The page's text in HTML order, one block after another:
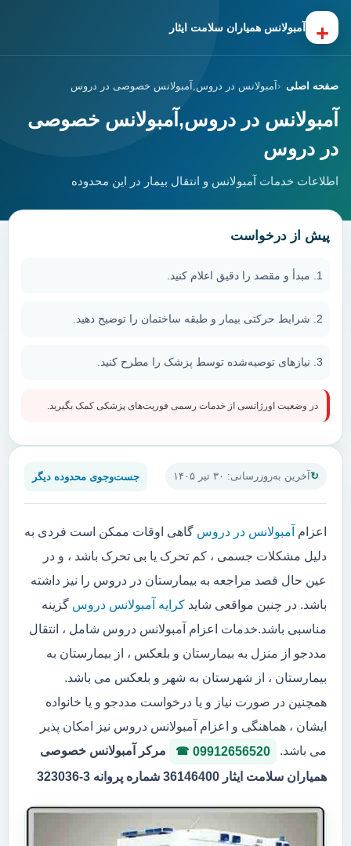
+ آمبولانس همیاران سلامت ایثار
صفحه اصلی آمبولانس در دروس,آمبولانس خصوصی در دروس
آمبولانس در دروس,آمبولانس خصوصی
در دروس
اطلاعات خدمات آمبولانس و انتقال بیمار در این محدوده
آخرین به‌روزرسانی: ۳۰ تیر ۱۴۰۵ جست‌وجوی محدوده دیگر
اعزام آمبولانس در دروس گاهی اوقات ممکن است فردی به
دلیل مشکلات جسمی ، کم تحرک یا بی تحرک باشد ، و در
عین حال قصد مراجعه به بیمارستان در دروس را نیز داشته
باشد. در چنین مواقعی شاید کرایه آمبولانس دروس گزینه
مناسبی باشد.خدمات اعزام آمبولانس دروس شامل ، انتقال
مددجو از منزل به بیمارستان و بلعکس ، از بیمارستان به
بیمارستان ، از شهرستان به شهر و بلعکس می باشد.
همچنین در صورت نیاز و یا درخواست مددجو و یا خانواده
ایشان ، هماهنگی و اعزام آمبولانس دروس نیز امکان پذیر
می باشد.
09912656520
مرکر آمبولانس خصوصی
همیاران سلامت ایثار 36146400 شماره پروانه 3-323036
پیش از درخواست
مبدأ و مقصد را دقیق اعلام کنید.
شرایط حرکتی بیمار و طبقه ساختمان را توضیح دهید.
نیازهای توصیه‌شده توسط پزشک را مطرح کنید.
در وضعیت اورژانسی از خدمات رسمی فوریت‌های پزشکی کمک بگیرید.